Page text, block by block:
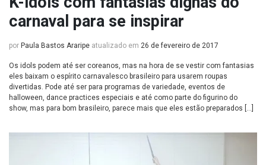
carnaval para se inspirar
por Paula Bastos Araripe atualizado em 26 de fevereiro de 2017
Os idols podem até ser coreanos, mas na hora de se vestir com fantasias
eles baixam o espírito carnavalesco brasileiro para usarem roupas
divertidas. Pode até ser para programas de variedade, eventos de
halloween, dance practices especiais e até como parte do figurino do
show, mas para bom brasileiro, parece mais que eles estão preparados […]